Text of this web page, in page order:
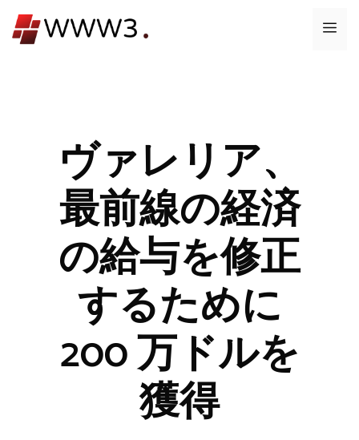
ン
メ
ヴァレリア、
最前線の経済
の給与を修正
するために
200 万ドルを
獲得